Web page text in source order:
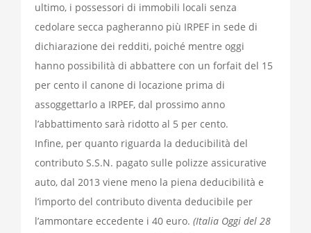
ultimo, i possessori di immobili locali senza
cedolare secca pagheranno più IRPEF in sede di
dichiarazione dei redditi, poiché mentre oggi
hanno possibilità di abbattere con un forfait del 15
per cento il canone di locazione prima di
assoggettarlo a IRPEF, dal prossimo anno
l’abbattimento sarà ridotto al 5 per cento.
Infine, per quanto riguarda la deducibilità del
contributo S.S.N. pagato sulle polizze assicurative
auto, dal 2013 viene meno la piena deducibilità e
l’importo del contributo diventa deducibile per
l’ammontare eccedente i 40 euro. (Italia Oggi del 28